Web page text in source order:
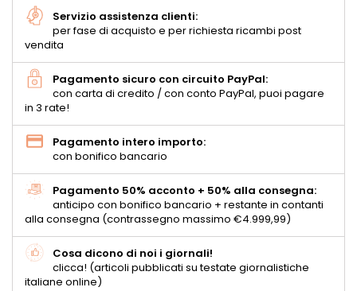
Servizio assistenza clienti:
per fase di acquisto e per richiesta ricambi post
vendita
Pagamento sicuro con circuito PayPal:
con carta di credito / con conto PayPal, puoi pagare
in 3 rate!
Pagamento intero importo:
con bonifico bancario
Pagamento 50% acconto + 50% alla consegna:
anticipo con bonifico bancario + restante in contanti
alla consegna (contrassegno massimo €4.999,99)
Cosa dicono di noi i giornali!
clicca! (articoli pubblicati su testate giornalistiche
italiane online)